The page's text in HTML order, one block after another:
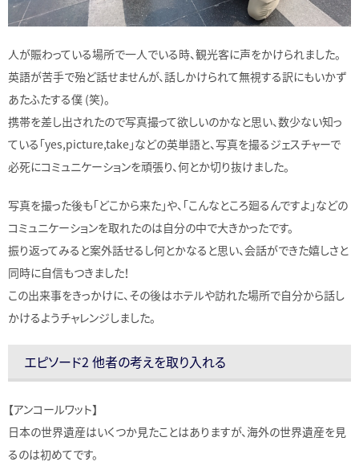
人が賑わっている場所で一人でいる時、観光客に声をかけられました。
英語が苦手で殆ど話せませんが、話しかけられて無視する訳にもいかず
あたふたする僕 (笑)。
携帯を差し出されたので写真撮って欲しいのかなと思い、数少ない知っ
ている「yes,picture,take」などの英単語と、写真を撮るジェスチャーで
必死にコミュニケーションを頑張り、何とか切り抜けました。
写真を撮った後も「どこから来た」や、「こんなところ廻るんですよ」などの
コミュニケーションを取れたのは自分の中で大きかったです。
振り返ってみると案外話せるし何とかなると思い、会話ができた嬉しさと
同時に自信もつきました！
この出来事をきっかけに、その後はホテルや訪れた場所で自分から話し
かけるようチャレンジしました。
エピソード2 他者の考えを取り入れる
【アンコールワット】
日本の世界遺産はいくつか見たことはありますが、海外の世界遺産を見
るのは初めてです。